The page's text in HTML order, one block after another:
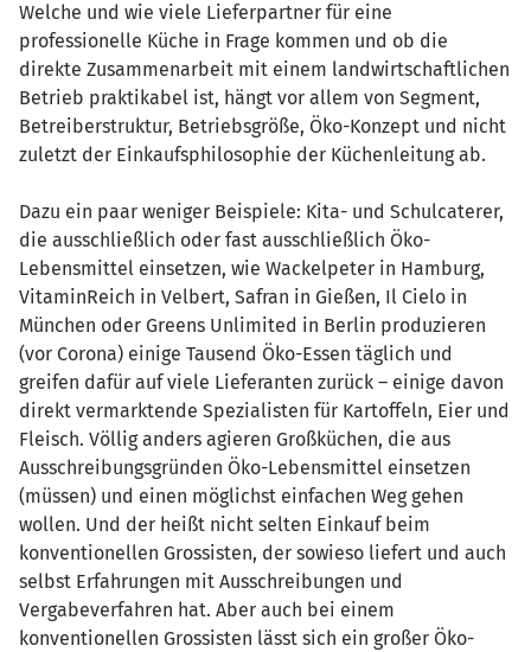
Welche und wie viele Lieferpartner für eine
professionelle Küche in Frage kommen und ob die
direkte Zusammenarbeit mit einem landwirtschaftlichen
Betrieb praktikabel ist, hängt vor allem von Segment,
Betreiberstruktur, Betriebsgröße, Öko-Konzept und nicht
zuletzt der Einkaufsphilosophie der Küchenleitung ab.
Dazu ein paar weniger Beispiele: Kita- und Schulcaterer,
die ausschließlich oder fast ausschließlich Öko-
Lebensmittel einsetzen, wie Wackelpeter in Hamburg,
VitaminReich in Velbert, Safran in Gießen, Il Cielo in
München oder Greens Unlimited in Berlin produzieren
(vor Corona) einige Tausend Öko-Essen täglich und
greifen dafür auf viele Lieferanten zurück – einige davon
direkt vermarktende Spezialisten für Kartoffeln, Eier und
Fleisch. Völlig anders agieren Großküchen, die aus
Ausschreibungsgründen Öko-Lebensmittel einsetzen
(müssen) und einen möglichst einfachen Weg gehen
wollen. Und der heißt nicht selten Einkauf beim
konventionellen Grossisten, der sowieso liefert und auch
selbst Erfahrungen mit Ausschreibungen und
Vergabeverfahren hat. Aber auch bei einem
konventionellen Grossisten lässt sich ein großer Öko-